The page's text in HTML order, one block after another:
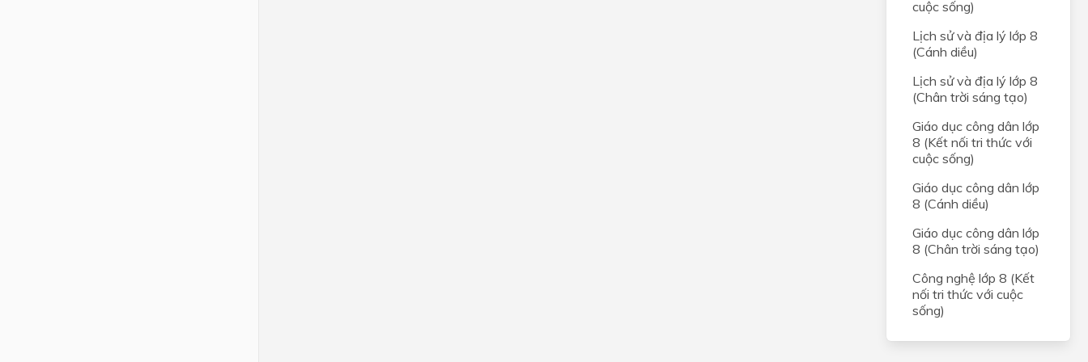
cuộc sống)
Lịch sử và địa lý lớp 8
(Cánh diều)
Lịch sử và địa lý lớp 8
(Chân trời sáng tạo)
Giáo dục công dân lớp
8 (Kết nối tri thức với
cuộc sống)
Giáo dục công dân lớp
8 (Cánh diều)
Giáo dục công dân lớp
8 (Chân trời sáng tạo)
Công nghệ lớp 8 (Kết
nối tri thức với cuộc
sống)